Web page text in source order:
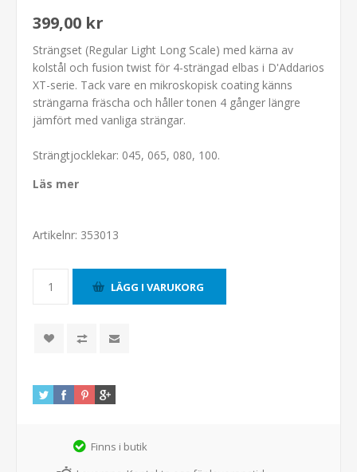
399,00 kr
Strängset (Regular Light Long Scale) med kärna av
kolstål och fusion twist för 4-strängad elbas i D'Addarios
XT-serie. Tack vare en mikroskopisk coating känns
strängarna fräscha och håller tonen 4 gånger längre
jämfört med vanliga strängar.
Strängtjocklekar: 045, 065, 080, 100.
Läs mer
Artikelnr: 353013
Finns i butik